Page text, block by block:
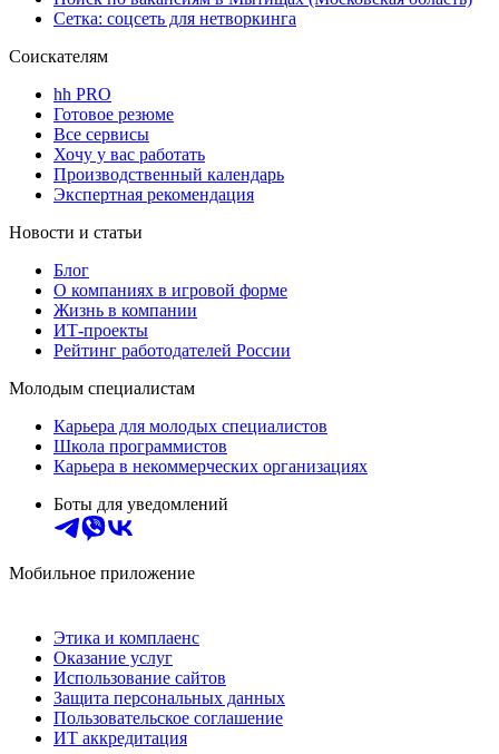
Сетка: соцсеть для нетворкинга
Соискателям
hh PRO
Готовое резюме
Все сервисы
Хочу у вас работать
Производственный календарь
Экспертная рекомендация
Новости и статьи
Блог
О компаниях в игровой форме
Жизнь в компании
ИТ-проекты
Рейтинг работодателей России
Молодым специалистам
Карьера для молодых специалистов
Школа программистов
Карьера в некоммерческих организациях
Боты для уведомлений
Мобильное приложение
Этика и комплаенс
Оказание услуг
Использование сайтов
Защита персональных данных
Пользовательское соглашение
ИТ аккредитация